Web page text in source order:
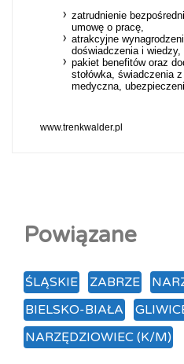
zatrudnienie
umowę o pracę,
atrakcyjne
doświadczenia i wiedzy,
pakiet benefitów oraz
stołówka, świadczenia
medyczna,
www.trenkwalder.pl
Powiązane
ŚLĄSKIE ZABRZE
BIELSKO-BIAŁA
NARZĘDZIOWIEC (K/M)